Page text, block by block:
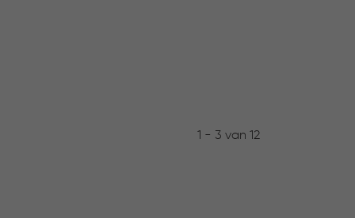
1 - 3 van 12